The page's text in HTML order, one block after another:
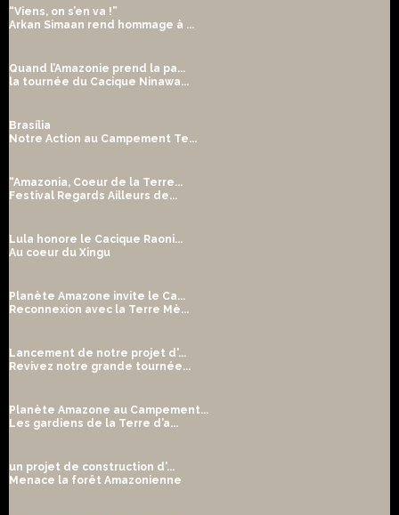
“Viens, on s’en va !”
Arkan Simaan rend hommage à ...
Quand l’Amazonie prend la pa...
la tournée du Cacique Ninawa...
Brasília
Notre Action au Campement Te...
“Amazonia, Coeur de la Terre...
Festival Regards Ailleurs de...
Lula honore le Cacique Raoni...
Au coeur du Xingu
Planète Amazone invite le Ca...
Reconnexion avec la Terre Mè...
Lancement de notre projet d'...
Revivez notre grande tournée...
Planète Amazone au Campement...
Les gardiens de la Terre d’a...
un projet de construction d’...
Menace la forêt Amazonienne